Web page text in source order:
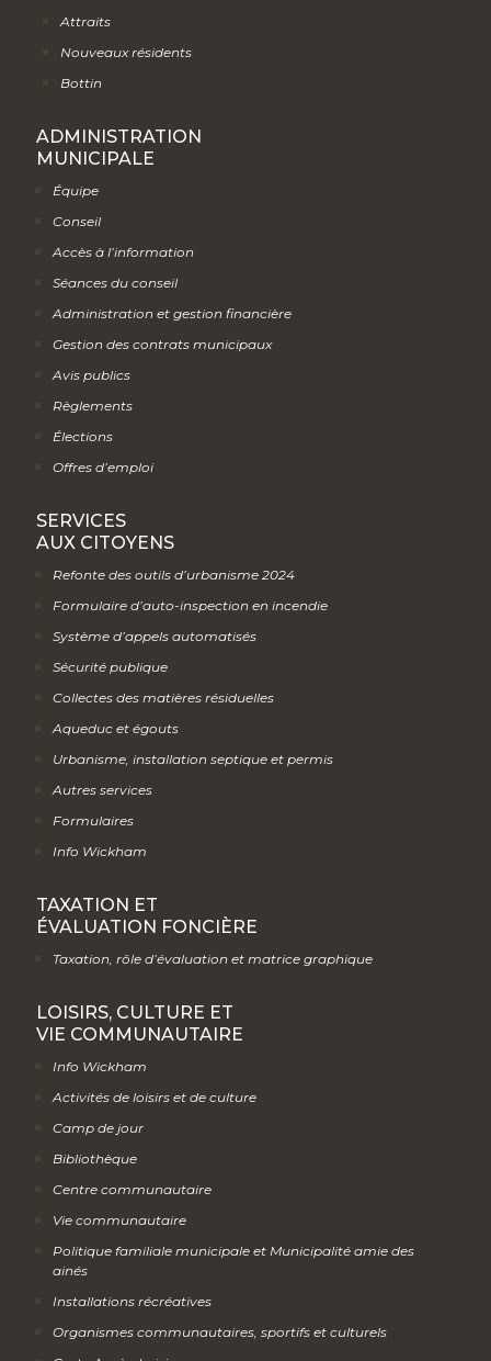
Attraits
Nouveaux résidents
Bottin
ADMINISTRATION
MUNICIPALE
Équipe
Conseil
Accès à l’information
Séances du conseil
Administration et gestion financière
Gestion des contrats municipaux
Avis publics
Règlements
Élections
Offres d’emploi
SERVICES
AUX CITOYENS
Refonte des outils d’urbanisme 2024
Formulaire d’auto-inspection en incendie
Système d’appels automatisés
Sécurité publique
Collectes des matières résiduelles
Aqueduc et égouts
Urbanisme, installation septique et permis
Autres services
Formulaires
Info Wickham
TAXATION ET
ÉVALUATION FONCIÈRE
Taxation, rôle d’évaluation et matrice graphique
LOISIRS, CULTURE ET
VIE COMMUNAUTAIRE
Info Wickham
Activités de loisirs et de culture
Camp de jour
Bibliothèque
Centre communautaire
Vie communautaire
Politique familiale municipale et Municipalité amie des
ainés
Installations récréatives
Organismes communautaires, sportifs et culturels